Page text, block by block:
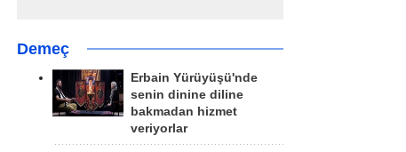
Demeç
Erbain Yürüyüşü'nde
senin dinine diline
bakmadan hizmet
veriyorlar